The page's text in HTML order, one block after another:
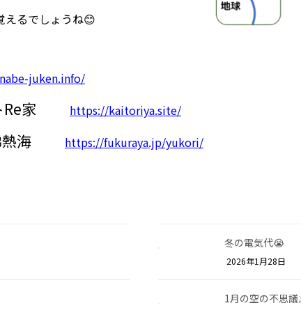
えるでしょうね😊
juken.info/
家 https://kaitoriya.site/
海 https://fukuraya.jp/yukori/
冬の電気代😭
2026年1月28日
1月の空の不思議